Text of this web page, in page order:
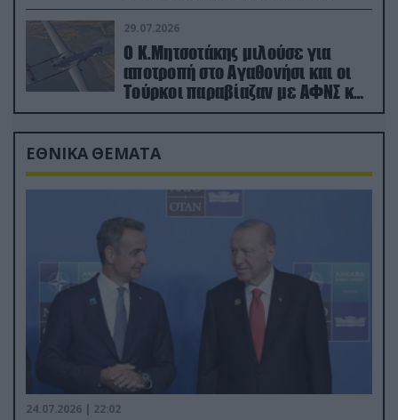
29.07.2026
Ο Κ.Μητσοτάκης μιλούσε για
αποτροπή στο Αγαθονήσι και οι
Τούρκοι παραβίαζαν με ΑΦΝΣ και
drone
ΕΘΝΙΚΑ ΘΕΜΑΤΑ
24.07.2026 | 22:02